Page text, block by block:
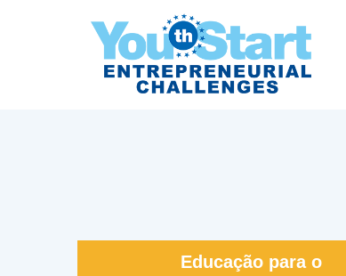
Educação para o